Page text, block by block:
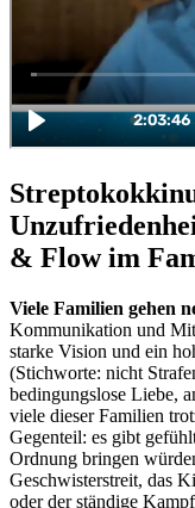
& Flow im
Viele Familien gehen
Kommunikation und
starke Vision und ein
(Stichworte: nicht
bedingungslose Liebe,
viele dieser Familien
Gegenteil: es gibt
Ordnung bringen
Geschwisterstreit, das
oder der ständige